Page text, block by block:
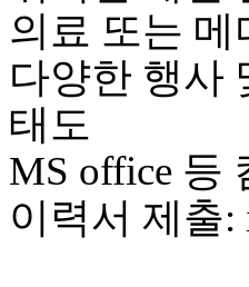
의료 또는
다양한 행사
태도
MS office 등
이력서 제출: